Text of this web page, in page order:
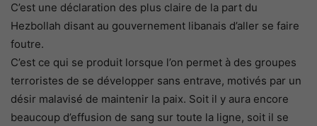
C’est une déclaration des plus claire de la part du
Hezbollah disant au gouvernement libanais d’aller se faire
foutre.
C’est ce qui se produit lorsque l’on permet à des groupes
terroristes de se développer sans entrave, motivés par un
désir malavisé de maintenir la paix. Soit il y aura encore
beaucoup d’effusion de sang sur toute la ligne, soit il se